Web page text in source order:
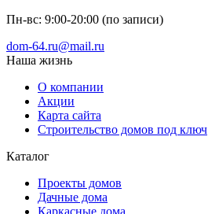
Пн-вс: 9:00-20:00 (по записи)
dom-64.ru@mail.ru
Наша жизнь
О компании
Акции
Карта сайта
Строительство домов под ключ
Каталог
Проекты домов
Дачные дома